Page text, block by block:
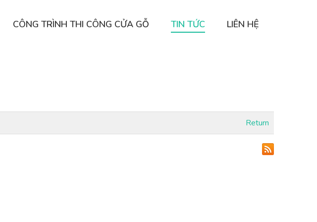
CÔNG TRÌNH THI CÔNG CỬA GỖ TIN TỨC LIÊN HỆ
Return